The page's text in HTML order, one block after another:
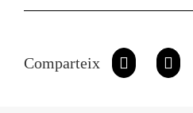
Comparteix